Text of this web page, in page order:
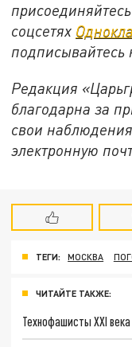
соцсетях
Редакция
благодарна за
свои
электронную
ТЕГИ: МОСКВА
ЧИТАЙТЕ ТАКЖЕ:
Технофашисты XXI века